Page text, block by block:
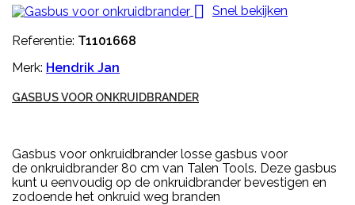
 Snel bekijken
Referentie: T1101668
Merk: Hendrik Jan
GASBUS VOOR ONKRUIDBRANDER
Gasbus voor onkruidbrander losse gasbus voor
de onkruidbrander 80 cm van Talen Tools. Deze gasbus
kunt u eenvoudig op de onkruidbrander bevestigen en
zodoende het onkruid weg branden